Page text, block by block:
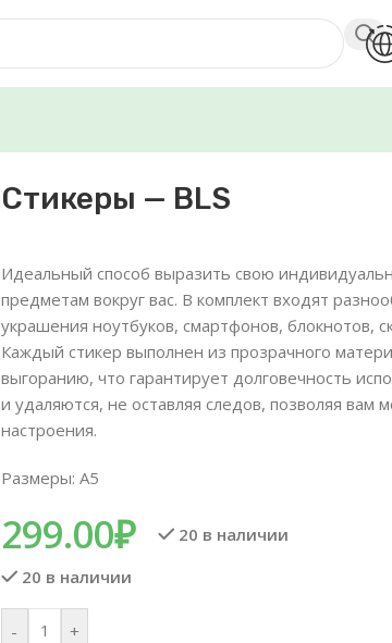
Стикеры — BLS
Идеальный способ выразить свою
предметам вокруг вас. В комплект входят
украшения ноутбуков, смартфонов, блокнотов,
Каждый стикер выполнен из прозрачного
выгоранию, что гарантирует долговечность
и удаляются, не оставляя следов, позволяя вам
настроения.
Размеры: A5
299.00₽
20 в наличии
20 в наличии
- +